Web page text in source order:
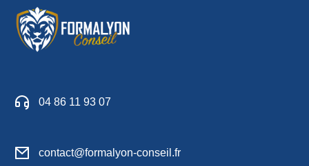
04 86 11 93 07
contact@formalyon-conseil.fr